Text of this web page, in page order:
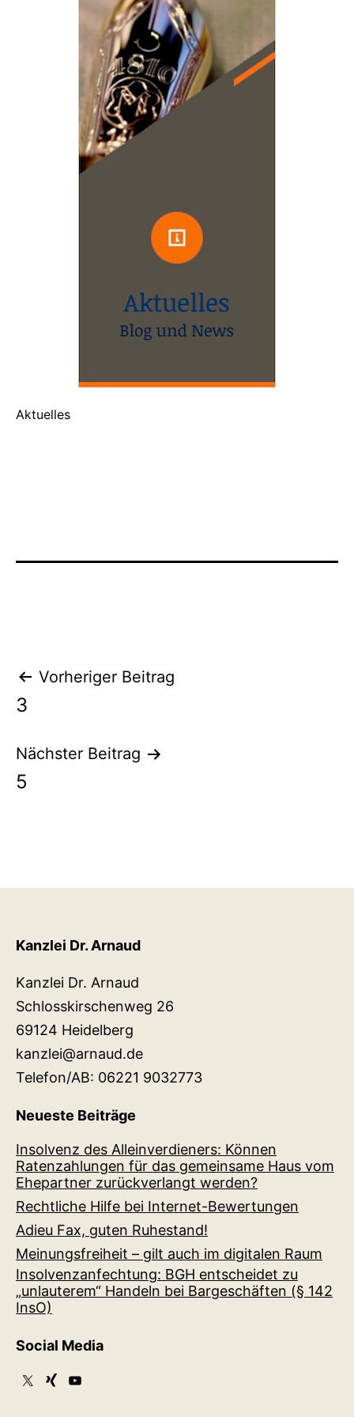
Aktuelles
Beitragsnavigation
Vorheriger Beitrag
3
Nächster Beitrag
5
Kanzlei Dr. Arnaud
Kanzlei Dr. Arnaud
Schlosskirschenweg 26
69124 Heidelberg
kanzlei@arnaud.de
Telefon/AB: 06221 9032773
Neueste Beiträge
Insolvenz des Alleinverdieners: Können
Ratenzahlungen für das gemeinsame Haus vom
Ehepartner zurückverlangt werden?
Rechtliche Hilfe bei Internet-Bewertungen
Adieu Fax, guten Ruhestand!
Meinungsfreiheit – gilt auch im digitalen Raum
Insolvenzanfechtung: BGH entscheidet zu
„unlauterem“ Handeln bei Bargeschäften (§ 142
InsO)
Social Media